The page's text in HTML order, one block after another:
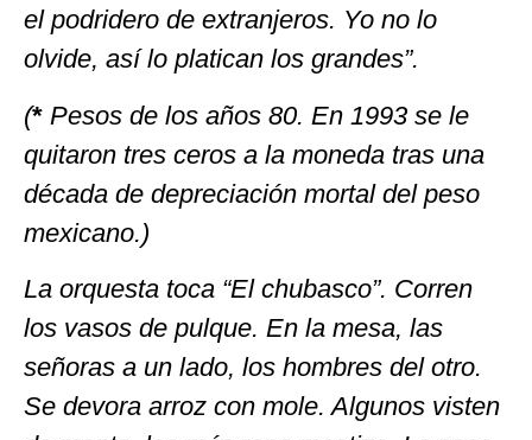
el podridero de extranjeros. Yo no lo
olvide, así lo platican los grandes”.
(* Pesos de los años 80. En 1993 se le
quitaron tres ceros a la moneda tras una
década de depreciación mortal del peso
mexicano.)
La orquesta toca “El chubasco”. Corren
los vasos de pulque. En la mesa, las
señoras a un lado, los hombres del otro.
Se devora arroz con mole. Algunos visten